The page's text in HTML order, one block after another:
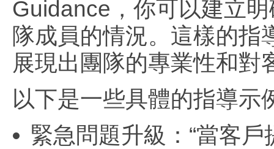
Guidance，你可以建立
隊成員的情況。這樣的指
展現出團隊的專業性和對
以下是一些具體的指導示
緊急問題升級：“當客